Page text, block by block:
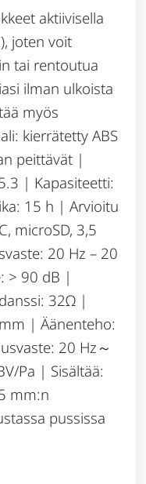
aktiivisella
joten voit
tai rentoutua
ilman ulkoista
myös
kierrätetty ABS
peittävät |
| Kapasiteetti:
15 h | Arvioitu
microSD, 3,5
20 Hz – 20
> 90 dB |
32Ω |
| Äänenteho:
20 Hz～
Pa | Sisältää:
mm:n
pussissa